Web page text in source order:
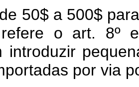
50$ a 500$
o art. 8º e
introduzir
por via